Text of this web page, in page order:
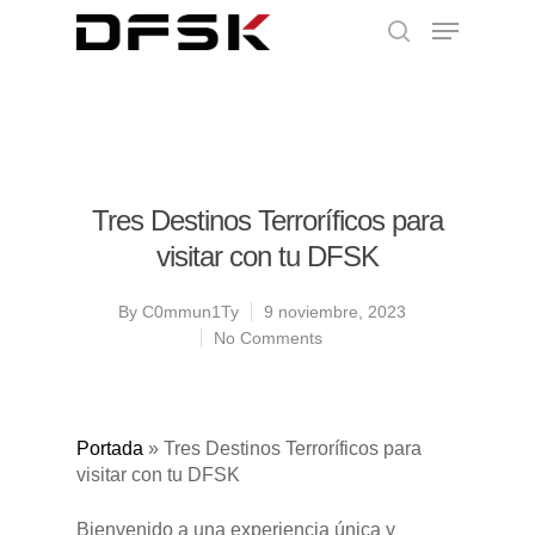
Tres Destinos Terroríficos para
visitar con tu DFSK
By C0mmun1Ty
9 noviembre, 2023
No Comments
Portada » Tres Destinos Terroríficos para
visitar con tu DFSK
Bienvenido a una experiencia única y